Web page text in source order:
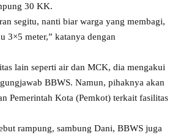
30 KK.
segitu, nanti biar warga yang membagi,
3×5 meter,” katanya dengan
lain seperti air dan MCK, dia mengakui
BBWS. Namun, pihaknya akan
Pemerintah Kota (Pemkot) terkait fasilitas
rampung, sambung Dani, BBWS juga